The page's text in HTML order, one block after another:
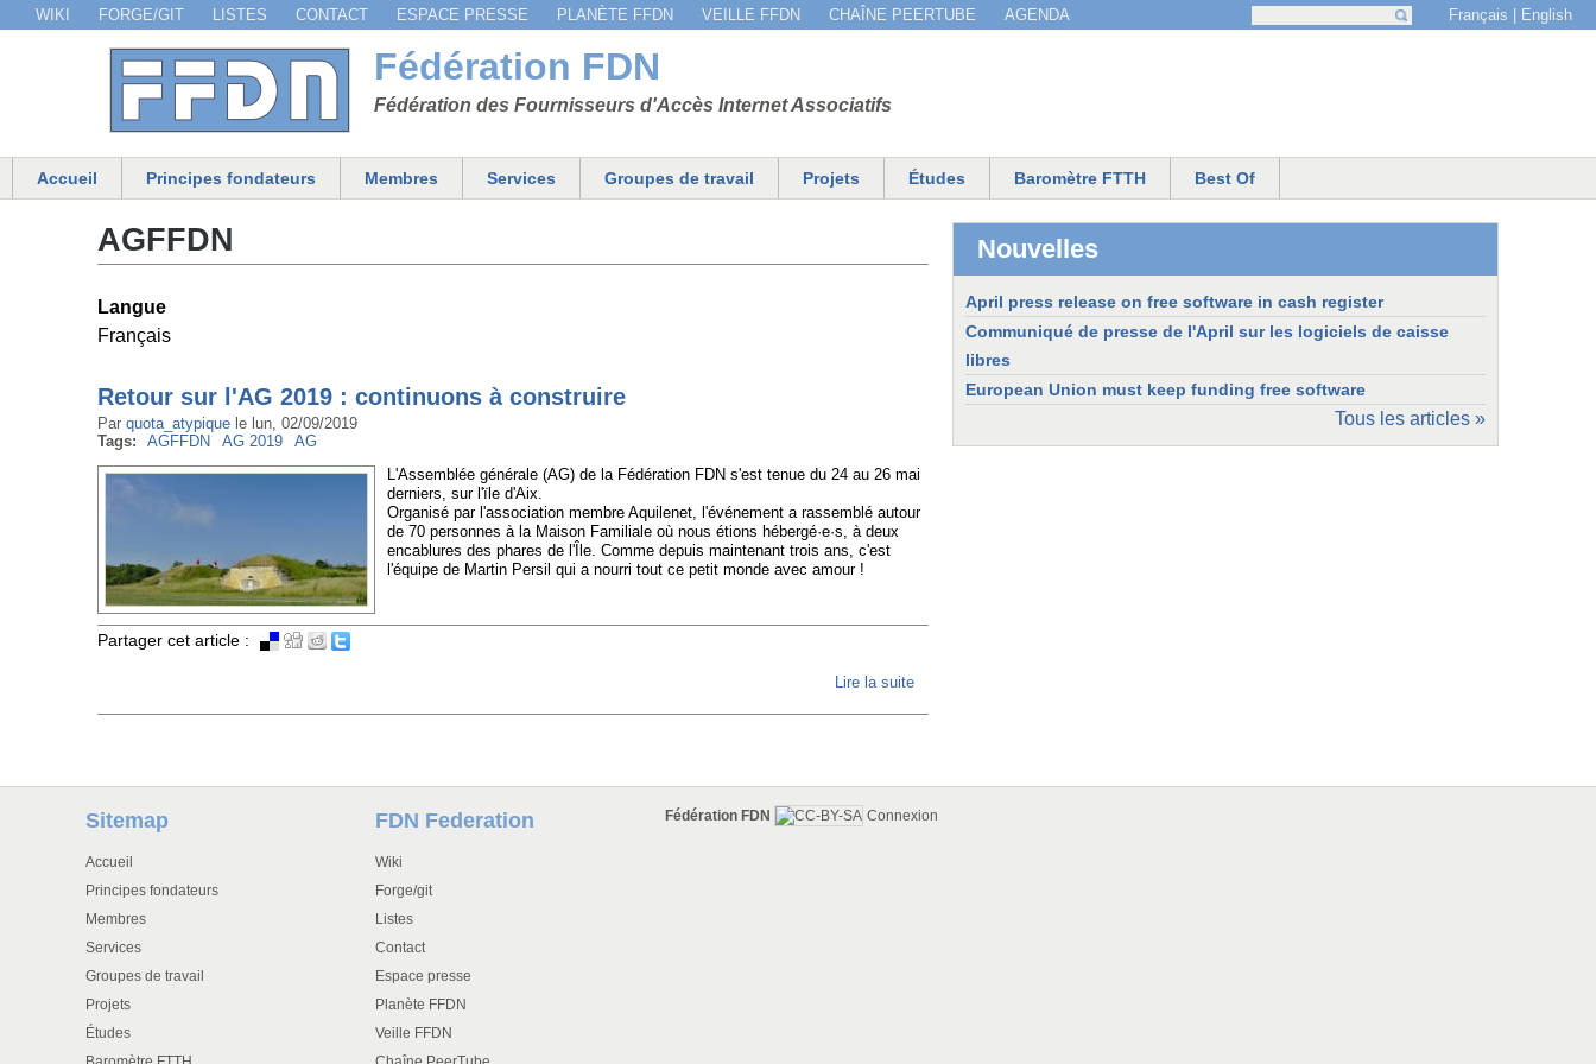
Jump to navigation
Fédération FDN
Fédération des Fournisseurs d'Accès Internet Associatifs
Menu secondaire
WIKI FORGE/GIT LISTES CONTACT ESPACE PRESSE PLANÈTE FFDN VEILLE FFDN CHAÎNE PEERTUBE AGENDA
Formulaire de recherche
Français English
Menu principal
Accueil Principes fondateurs Membres Services Groupes de travail Projets Études Baromètre FTTH Best Of
AGFFDN
Langue
Français
Retour sur l'AG 2019 : continuons à construire
Par quota_atypique le lun, 02/09/2019
Tags:
AGFFDN AG 2019
AG
L'Assemblée générale (AG) de la Fédération FDN s'est tenue du 24 au 26 mai
derniers, sur l'ïle d'Aix.
Organisé par l'association membre Aquilenet, l'événement a rassemblé autour
de 70 personnes à la Maison Familiale où nous étions hébergé·e·s, à deux
encablures des phares de l'Île. Comme depuis maintenant trois ans, c'est
l'équipe de Martin Persil qui a nourri tout ce petit monde avec amour !
Partager cet article :
Lire la suite
sur l'AG
construire
Nouvelles
April press release on free software in cash register
Communiqué de presse de l'April sur les logiciels de caisse
libres
European Union must keep funding free software
Tous les articles »
Sitemap
Accueil
Principes fondateurs
Membres
Services
Groupes de travail
Projets
Études
FDN Federation
Wiki
Forge/git
Listes
Contact
Espace presse
Planète FFDN
Veille FFDN
Fédération FDN Connexion